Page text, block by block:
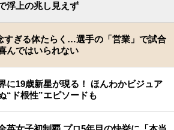
浮上の兆し見えず
すぎる体たらく…選手の「営業」で試合
んではいられない
に19歳新星が現る！ ほんわかビジュア
“ド根性”エピソードも